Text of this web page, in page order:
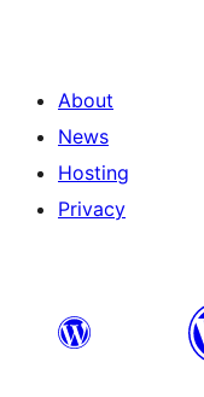
About
News
Hosting
Privacy